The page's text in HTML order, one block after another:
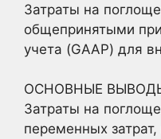
Затраты на
общепринятыми
учета (GAAP) для
ОСНОВНЫЕ
Затраты на
переменных затрат,